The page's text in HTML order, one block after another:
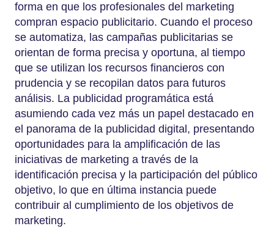
forma en que los profesionales del marketing
compran espacio publicitario. Cuando el proceso
se automatiza, las campañas publicitarias se
orientan de forma precisa y oportuna, al tiempo
que se utilizan los recursos financieros con
prudencia y se recopilan datos para futuros
análisis. La publicidad programática está
asumiendo cada vez más un papel destacado en
el panorama de la publicidad digital, presentando
oportunidades para la amplificación de las
iniciativas de marketing a través de la
identificación precisa y la participación del público
objetivo, lo que en última instancia puede
contribuir al cumplimiento de los objetivos de
marketing.